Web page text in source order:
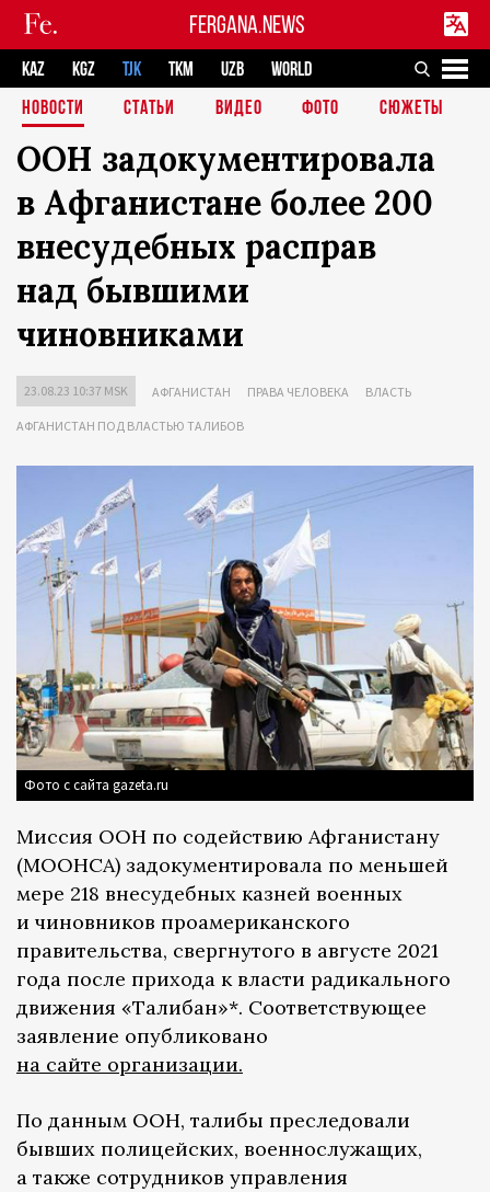
FERGANA.NEWS
KAZ KGZ TJK TKM UZB
WORLD
НОВОСТИ
СТАТЬИ ВИДЕО ФОТО СЮЖЕТЫ
ООН задокументировала
в Афганистане более 200
внесудебных расправ
над бывшими
чиновниками
23.08.23 10:37 MSK АФГАНИСТАН ПРАВА ЧЕЛОВЕКА ВЛАСТЬ
АФГАНИСТАН ПОД ВЛАСТЬЮ ТАЛИБОВ
Фото с сайта gazeta.ru
Миссия ООН по содействию Афганистану
(МООНСА) задокументировала по меньшей
мере 218 внесудебных казней военных
и чиновников проамериканского
правительства, свергнутого в августе 2021
года после прихода к власти радикального
движения «Талибан»*. Соответствующее
заявление опубликовано
на сайте организации.
По данным ООН, талибы преследовали
бывших полицейских, военнослужащих,
а также сотрудников управления